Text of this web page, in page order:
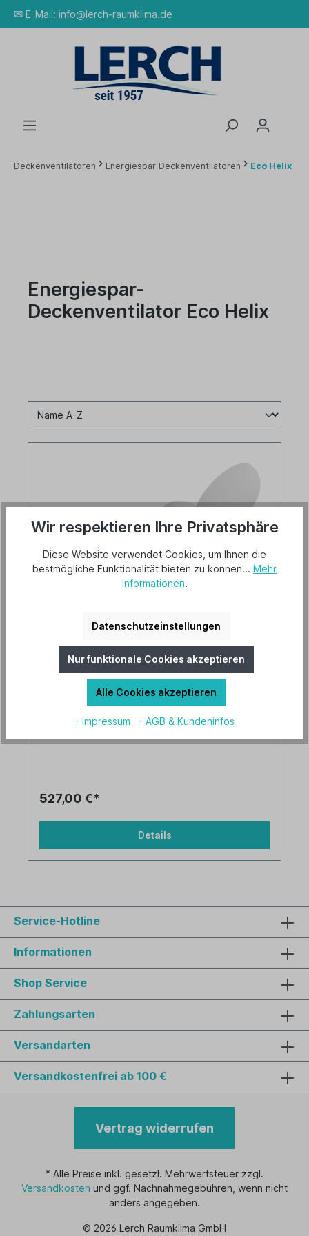
✉ E-Mail: info@lerch-raumklima.de
Deckenventilatoren Energiespar Deckenventilatoren Eco Helix
Energiespar-
Deckenventilator Eco Helix
Versandkostenfrei
Lieferzeit 3-5 Tage
Artikel-Nr.: 313254
527,00 €*
Details
Service-Hotline
Informationen
Shop Service
Zahlungsarten
Versandarten
Versandkostenfrei ab 100 €
Vertrag widerrufen
* Alle Preise inkl. gesetzl. Mehrwertsteuer zzgl.
Versandkosten und ggf. Nachnahmegebühren, wenn nicht
anders angegeben.
© 2026 Lerch Raumklima GmbH
Wir respektieren Ihre Privatsphäre
Diese Website verwendet Cookies, um Ihnen die
bestmögliche Funktionalität bieten zu können... Mehr
Informationen.
Datenschutzeinstellungen
Nur funktionale Cookies akzeptieren
Alle Cookies akzeptieren
- Impressum - AGB & Kundeninfos